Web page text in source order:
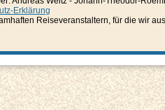
Erklärung
Reiseveranstaltern, für die wir